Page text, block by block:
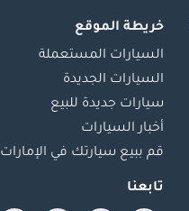
خريطة الموقع
السيارات المستعملة
السيارات الجديدة
سيارات جديدة للبيع
أخبار السيارات
قم ببيع سيارتك في الإمارات
تابعنا